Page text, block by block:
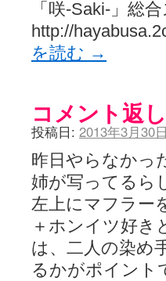
「咲-Saki-」総合
http://
を読む →
コメント返
投稿日: 2013年3月30日
昨日やらなかっ
姉が写ってる
左上にマフラー
＋ホンイツ好
は、二人の染め
るかがポイン